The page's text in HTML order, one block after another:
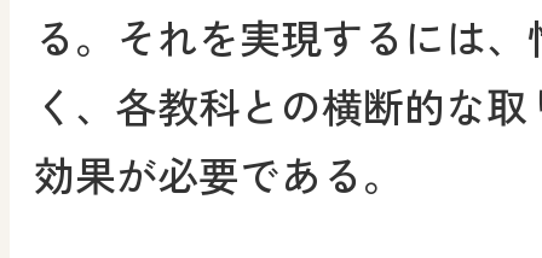
る。それを実現するには
く、各教科との横断的な
効果が必要である。